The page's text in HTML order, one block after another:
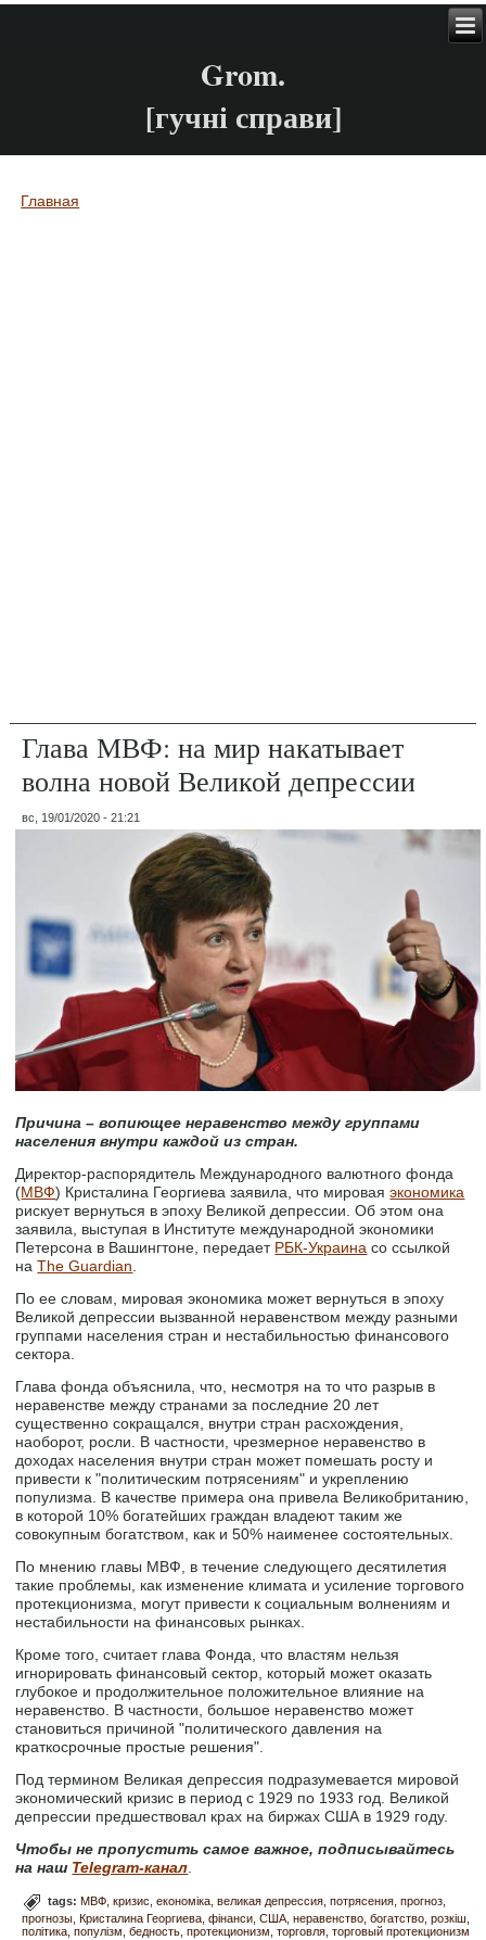
Grom.
[гучні справи]
Вы здесь
Главная
Глава МВФ: на мир накатывает
волна новой Великой депрессии
вс, 19/01/2020 - 21:21
Причина – вопиющее неравенство между группами
населения внутри каждой из стран.
Директор-распорядитель Международного валютного фонда
(МВФ) Кристалина Георгиева заявила, что мироваяэкономика
рискует вернуться в эпоху Великой депрессии. Об этом она
заявила, выступая в Институте международной экономики
Петерсона в Вашингтоне, передает РБК-Украина со ссылкой
наThe Guardian.
По ее словам, мировая экономика может вернуться в эпоху
Великой депрессии вызванной неравенством между разными
группами населения стран и нестабильностью финансового
сектора.
Глава фонда объяснила, что, несмотря на то что разрыв в
неравенстве между странами за последние 20 лет
существенно сокращался, внутри стран расхождения,
наоборот, росли. В частности, чрезмерное неравенство в
доходах населения внутри стран может помешать росту и
привести к "политическим потрясениям" и укреплению
популизма. В качестве примера она привела Великобританию,
в которой 10% богатейших граждан владеют таким же
совокупным богатством, как и 50% наименее состоятельных.
По мнению главы МВФ, в течение следующего десятилетия
такие проблемы, как изменение климата и усиление торгового
протекционизма, могут привести к социальным волнениям и
нестабильности на финансовых рынках.
Кроме того, считает глава Фонда, что властям нельзя
игнорировать финансовый сектор, который может оказать
глубокое и продолжительное положительное влияние на
неравенство. В частности, большое неравенство может
становиться причиной "политического давления на
краткосрочные простые решения".
Под термином Великая депрессия подразумевается мировой
экономический кризис в период с 1929 по 1933 год. Великой
депрессии предшествовал крах на биржах США в 1929 году.
Чтобы не пропустить самое важное, подписывайтесь
на наш Telegram-канал.
tags:МВФ кризис економіка великая депрессия потрясения прогноз
прогнозы
Кристалина Георгиева фінанси США неравенство богатство розкіш
політика популізм бедность протекционизм торговля торговый протекционизм